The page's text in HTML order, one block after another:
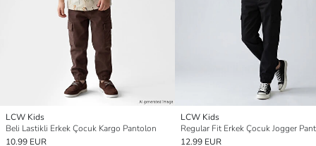
LCW Kids
Beli Lastikli Erkek Çocuk Kargo Pantolon
10.99 EUR
LCW Kids
Regular Fit Erkek Çocuk Jogger
12.99 EUR